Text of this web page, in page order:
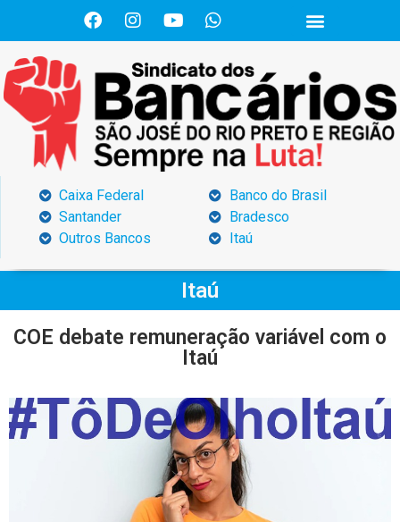
Caixa Federal
Santander
Outros Bancos
Banco do Brasil
Bradesco
Itaú
Itaú
COE debate remuneração variável com o
Itaú